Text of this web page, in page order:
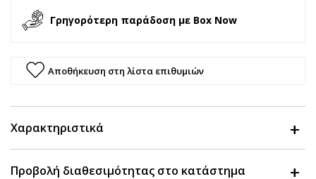
Γρηγορότερη παράδοση με Box Now
Αποθήκευση στη λίστα επιθυμιών
Χαρακτηριστικά
Προβολή διαθεσιμότητας στο κατάστημα